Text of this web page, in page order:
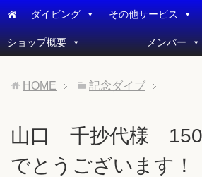
ダイビング その他サービス
ショップ概要 メンバー
HOME 記念ダイブ
山口 千抄代様 150
でとうございます！